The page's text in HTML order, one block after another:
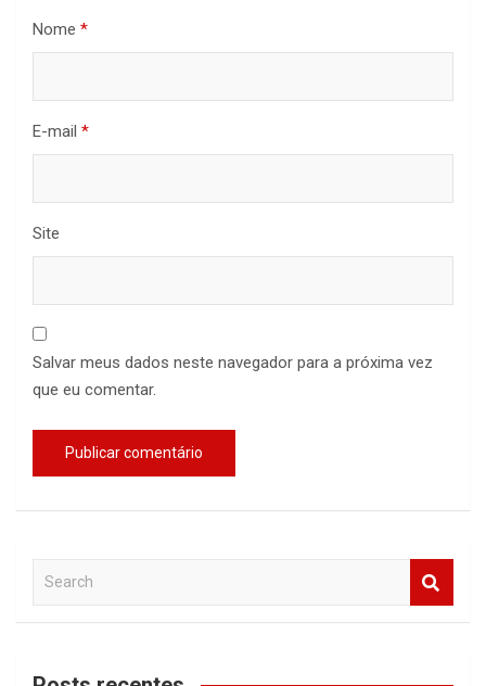
Nome *
E-mail *
Site
Salvar meus dados neste navegador para a próxima vez
que eu comentar.
a
c